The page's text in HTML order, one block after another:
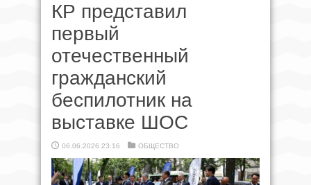
КР представил
первый
отечественный
гражданский
беспилотник на
выставке ШОС
06.06.2026 23:16 ОБЩЕСТВО